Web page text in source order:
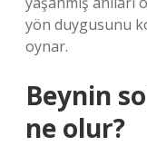
yön duygusunu
oynar.
Beynin
ne olur?